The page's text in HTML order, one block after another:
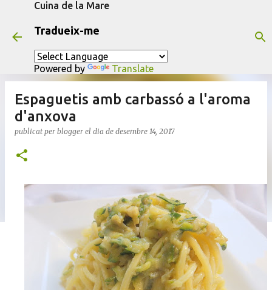
Cuina de la Mare
Tradueix-me
Powered by Translate
Espaguetis amb carbassó a l'aroma
d'anxova
publicat per blogger el dia de desembre 14, 2017